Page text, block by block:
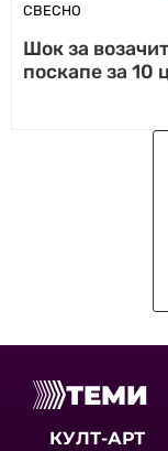
СВЕСНО
Шок за
поскапе за 10
ТЕМИ
КУЛТ-АРТ